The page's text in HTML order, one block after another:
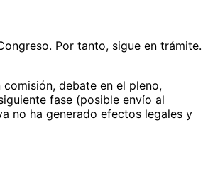
Por tanto, sigue en trámite.
debate en el pleno,
fase (posible envío al
no ha generado efectos legales y